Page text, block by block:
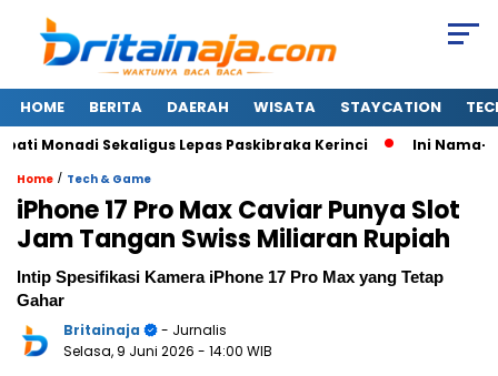
HOME BERITA DAERAH WISATA STAYCATION
Sekaligus Lepas Paskibraka Kerinci Ini Nama-
Home / Tech & Game
iPhone 17 Pro Max Caviar Punya Slot
Jam Tangan Swiss Miliaran Rupiah
Intip Spesifikasi Kamera iPhone 17 Pro Max yang Tetap
Gahar
Britainaja
- Jurnalis
Selasa, 9 Juni 2026 - 14:00 WIB